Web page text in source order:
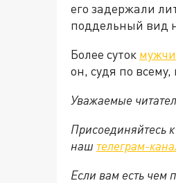
его задержали
поддельный вид
Более суток
он, судя по
Уважаемые
Присоединяйтесь
наш телеграм-
Если вам есть чем